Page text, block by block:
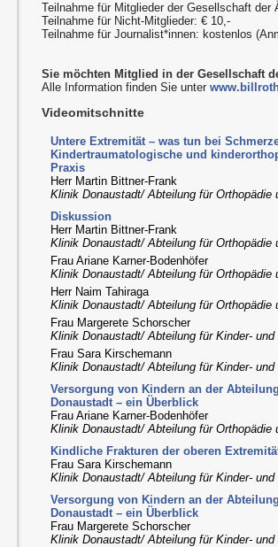
Teilnahme für Mitglieder der Gesellschaft
Teilnahme für Nicht-Mitglieder: € 10,-
Teilnahme für Journalist*innen: kostenlos
Sie möchten Mitglied in der Gesellschaft
Alle Information finden Sie unter
Videomitschnitte
Untere Extremität – was tun bei
Kindertraumatologische und
Praxis
Herr Martin Bittner-Frank
Klinik Donaustadt/ Abteilung für Orthopädie
Diskussion
Herr Martin Bittner-Frank
Klinik Donaustadt/ Abteilung für Orthopädie
Frau Ariane Karner-Bodenhöfer
Klinik Donaustadt/ Abteilung für Orthopädie
Herr Naim Tahiraga
Klinik Donaustadt/ Abteilung für Orthopädie
Frau Margerete Schorscher
Klinik Donaustadt/ Abteilung für Kinder- und
Frau Sara Kirschemann
Klinik Donaustadt/ Abteilung für Kinder- und
Versorgung von Kindern an der
Donaustadt – ein Überblick
Frau Ariane Karner-Bodenhöfer
Klinik Donaustadt/ Abteilung für Orthopädie
Kindliche Frakturen der oberen
Frau Sara Kirschemann
Klinik Donaustadt/ Abteilung für Kinder- und
Versorgung von Kindern an der
Donaustadt – ein Überblick
Frau Margerete Schorscher
Klinik Donaustadt/ Abteilung für Kinder- und